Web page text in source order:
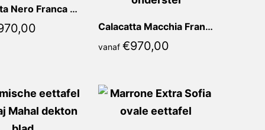
Calacatta Nero Franca Ovaal
Calacatta Macchia Franca Ovaal
vanaf €970,00